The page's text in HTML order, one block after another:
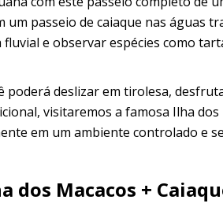
um passeio de caiaque nas águas
e observar espécies como
poderá deslizar em tirolesa,
visitaremos a famosa Ilha dos
em um ambiente controlado e
Macacos +